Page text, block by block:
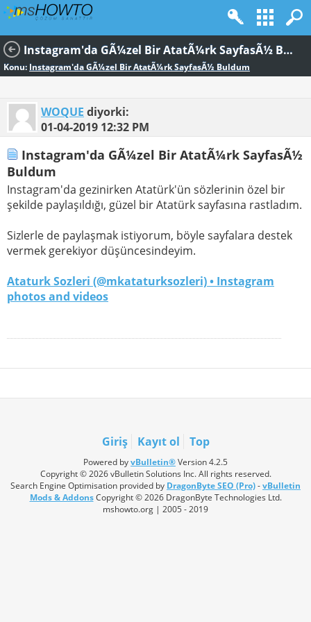
Instagram'da GÃ¼zel Bir AtatÃ¼rk SayfasÃ½ Buldum
Konu: Instagram'da GÃ¼zel Bir AtatÃ¼rk SayfasÃ½ Buldum
WOQUE diyorki:
01-04-2019 12:32 PM
Instagram'da GÃ¼zel Bir AtatÃ¼rk SayfasÃ½
Buldum
Instagram'da gezinirken Atatürk'ün sözlerinin özel bir
şekilde paylaşıldığı, güzel bir Atatürk sayfasına rastladım.
Sizlerle de paylaşmak istiyorum, böyle sayfalara destek
vermek gerekiyor düşüncesindeyim.
Ataturk Sozleri (@mkataturksozleri) • Instagram
photos and videos
Giriş Kayıt ol Top
Powered byvBulletin®Version 4.2.5
Copyright © 2026 vBulletin Solutions Inc. All rights reserved.
Search Engine Optimisation provided by DragonByte SEO (Pro)-vBulletin
Mods & AddonsCopyright © 2026 DragonByte Technologies Ltd.
mshowto.org | 2005 - 2019